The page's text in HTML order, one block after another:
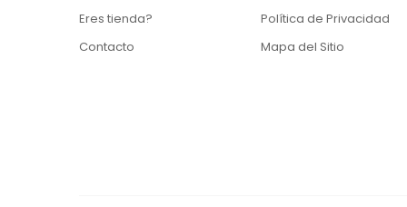
Eres tienda?
Contacto
Política de Privacidad
Mapa del Sitio